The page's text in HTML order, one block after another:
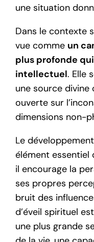
une situation
Dans le contexte
vue comme un
plus profonde
intellectuel. Elle
une source divine
ouverte sur
dimensions non-
Le
élément essentiel
il encourage la
ses propres
bruit des
d’éveil spirituel
une plus grande